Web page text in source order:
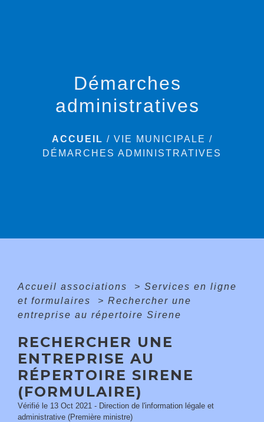
Démarches
administratives
ACCUEIL / VIE MUNICIPALE /
DÉMARCHES ADMINISTRATIVES
Accueil associations > Services en ligne
et formulaires
> Rechercher une
entreprise au répertoire Sirene
RECHERCHER UNE
ENTREPRISE AU
RÉPERTOIRE SIRENE
(FORMULAIRE)
Vérifié le 13 Oct 2021 - Direction de l'information légale et
administrative (Première ministre)